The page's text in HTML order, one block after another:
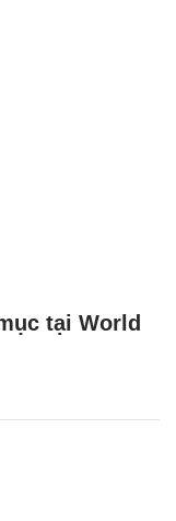
tại World